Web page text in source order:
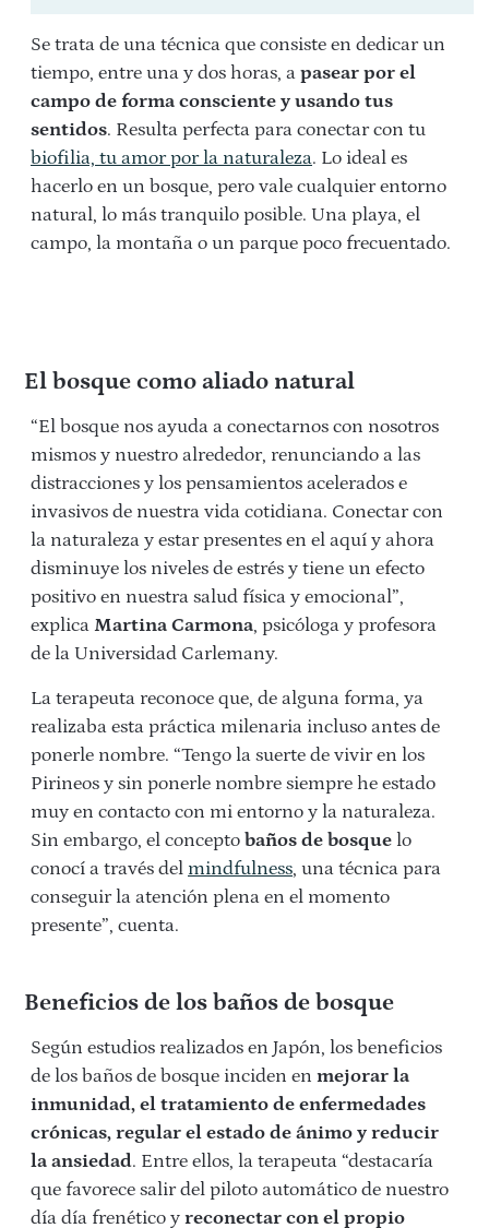
Se trata de una técnica que consiste en dedicar un
tiempo, entre una y dos horas, a pasear por el
campo de forma consciente y usando tus
sentidos. Resulta perfecta para conectar con tu
biofilia, tu amor por la naturaleza. Lo ideal es
hacerlo en un bosque, pero vale cualquier entorno
natural, lo más tranquilo posible. Una playa, el
campo, la montaña o un parque poco frecuentado.
El bosque como aliado natural
“El bosque nos ayuda a conectarnos con nosotros
mismos y nuestro alrededor, renunciando a las
distracciones y los pensamientos acelerados e
invasivos de nuestra vida cotidiana. Conectar con
la naturaleza y estar presentes en el aquí y ahora
disminuye los niveles de estrés y tiene un efecto
positivo en nuestra salud física y emocional”,
explica Martina Carmona, psicóloga y profesora
de la Universidad Carlemany.
La terapeuta reconoce que, de alguna forma, ya
realizaba esta práctica milenaria incluso antes de
ponerle nombre. “Tengo la suerte de vivir en los
Pirineos y sin ponerle nombre siempre he estado
muy en contacto con mi entorno y la naturaleza.
Sin embargo, el concepto baños de bosque lo
conocí a través del mindfulness, una técnica para
conseguir la atención plena en el momento
presente”, cuenta.
Beneficios de los baños de bosque
Según estudios realizados en Japón, los beneficios
de los baños de bosque inciden en mejorar la
inmunidad, el tratamiento de enfermedades
crónicas, regular el estado de ánimo y reducir
la ansiedad. Entre ellos, la terapeuta “destacaría
que favorece salir del piloto automático de nuestro
día día frenético y reconectar con el propio